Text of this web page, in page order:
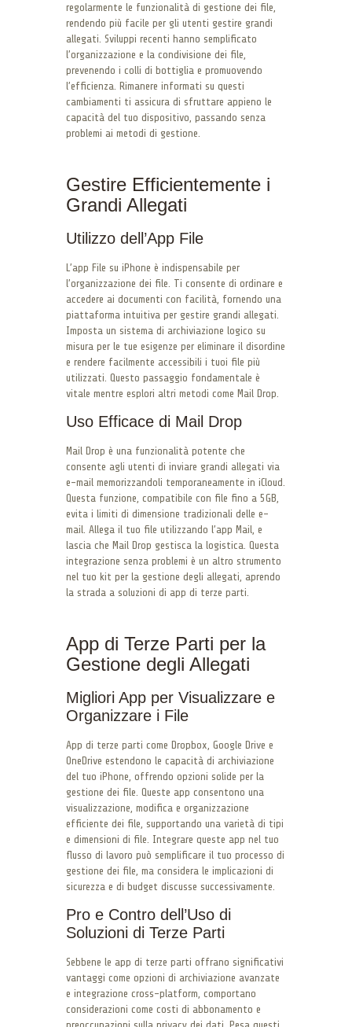
regolarmente le funzionalità di gestione dei file,
rendendo più facile per gli utenti gestire grandi
allegati. Sviluppi recenti hanno semplificato
l’organizzazione e la condivisione dei file,
prevenendo i colli di bottiglia e promuovendo
l’efficienza. Rimanere informati su questi
cambiamenti ti assicura di sfruttare appieno le
capacità del tuo dispositivo, passando senza
problemi ai metodi di gestione.
Gestire Efficientemente i
Grandi Allegati
Utilizzo dell’App File
L’app File su iPhone è indispensabile per
l’organizzazione dei file. Ti consente di ordinare e
accedere ai documenti con facilità, fornendo una
piattaforma intuitiva per gestire grandi allegati.
Imposta un sistema di archiviazione logico su
misura per le tue esigenze per eliminare il disordine
e rendere facilmente accessibili i tuoi file più
utilizzati. Questo passaggio fondamentale è
vitale mentre esplori altri metodi come Mail Drop.
Uso Efficace di Mail Drop
Mail Drop è una funzionalità potente che
consente agli utenti di inviare grandi allegati via
e-mail memorizzandoli temporaneamente in iCloud.
Questa funzione, compatibile con file fino a 5GB,
evita i limiti di dimensione tradizionali delle e-
mail. Allega il tuo file utilizzando l’app Mail, e
lascia che Mail Drop gestisca la logistica. Questa
integrazione senza problemi è un altro strumento
nel tuo kit per la gestione degli allegati, aprendo
la strada a soluzioni di app di terze parti.
App di Terze Parti per la
Gestione degli Allegati
Migliori App per Visualizzare e
Organizzare i File
App di terze parti come Dropbox, Google Drive e
OneDrive estendono le capacità di archiviazione
del tuo iPhone, offrendo opzioni solide per la
gestione dei file. Queste app consentono una
visualizzazione, modifica e organizzazione
efficiente dei file, supportando una varietà di tipi
e dimensioni di file. Integrare queste app nel tuo
flusso di lavoro può semplificare il tuo processo di
gestione dei file, ma considera le implicazioni di
sicurezza e di budget discusse successivamente.
Pro e Contro dell’Uso di
Soluzioni di Terze Parti
Sebbene le app di terze parti offrano significativi
vantaggi come opzioni di archiviazione avanzate
e integrazione cross-platform, comportano
considerazioni come costi di abbonamento e